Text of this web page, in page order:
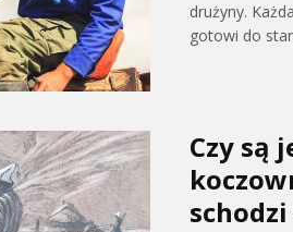
drużyny.
gotowi do
Czy są